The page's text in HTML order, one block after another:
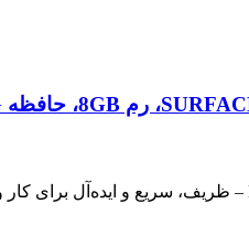
57,300,000 تومان